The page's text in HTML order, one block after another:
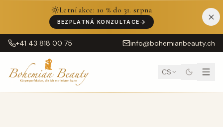
Letní akce: 10 % do 31. srpna
BEZPLATNÁ KONZULTACE
+41 43 818 00 75 info@bohemianbeauty.ch
CS